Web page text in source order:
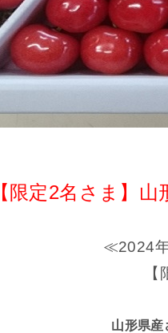
【限定2名さま】
≪2024
山形県産